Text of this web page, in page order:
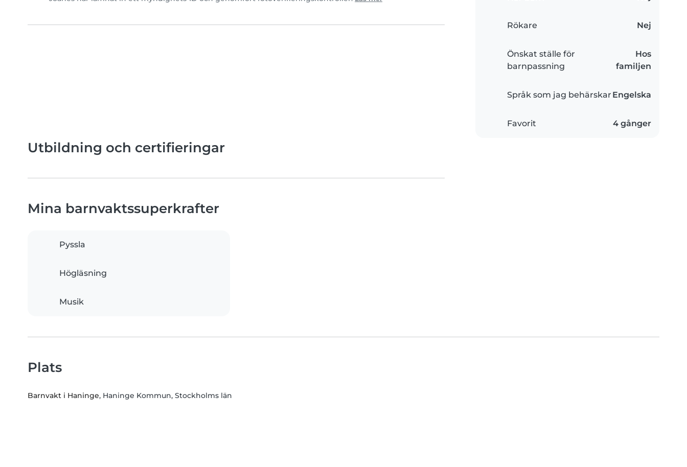
Rökare Nej
Önskat ställe för
barnpassning
Hos
familjen
Språk som jag behärskar Engelska
Favorit 4 gånger
Utbildning och certifieringar
Mina barnvaktssuperkrafter
Pyssla
Högläsning
Musik
Plats
Barnvakt i Haninge, Haninge Kommun, Stockholms län